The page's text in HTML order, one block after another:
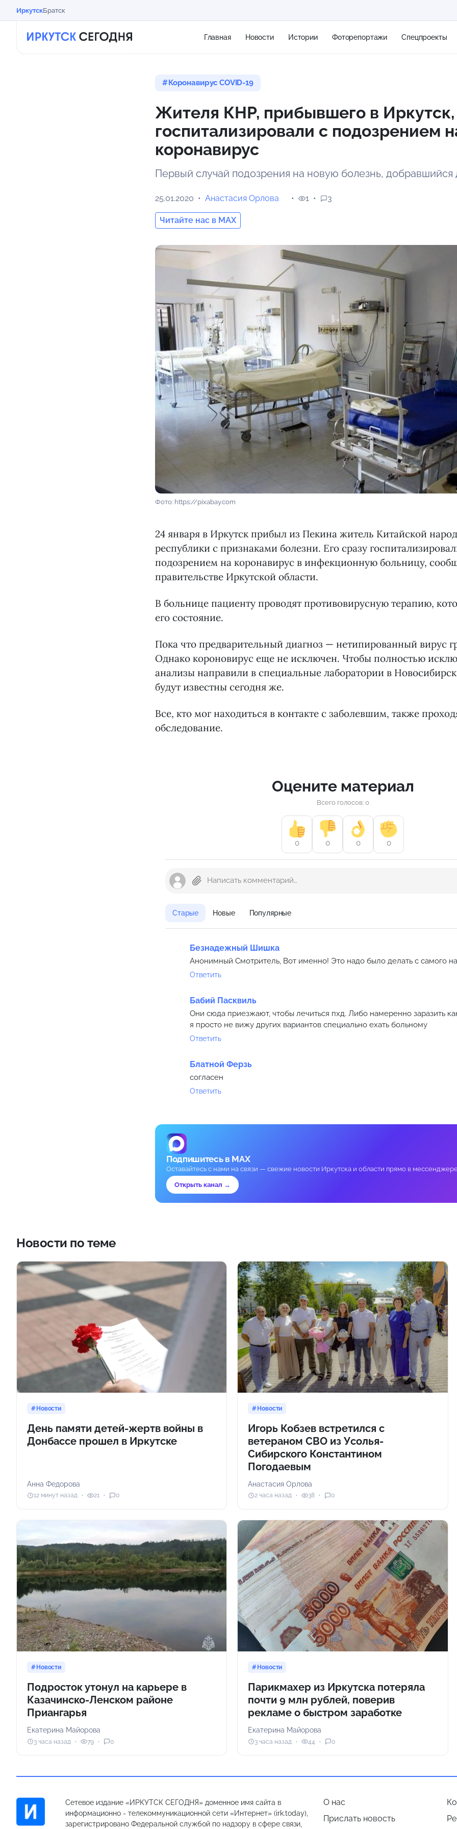
ИркутскБратск
Главная Новости Истории Фоторепортажи Спецпроекты
15 м/с
Коронавирус COVID-19
Жителя КНР, прибывшего в Иркутск,
госпитализировали с подозрением
коронавирус
Первый случай подозрения на новую болезнь, добравшийся
25.01.2020 Анастасия Орлова
Читайте нас в MAX
1 3
Фото: https://pixabay.com
24 января в Иркутск прибыл из Пекина житель Китайской
республики с признаками болезни. Его сразу
подозрением на коронавирус в инфекционную больницу,
правительстве Иркутской области.
В больнице пациенту проводят противовирусную терапию,
его состояние.
Пока что предварительный диагноз — нетипированный вирус
Однако короновирус еще не исключен. Чтобы полностью
анализы направили в специальные лаборатории в
будут известны сегодня же.
Все, кто мог находиться в контакте с заболевшим, также
обследование.
Оцените материал
Всего голосов: 0
0 0 0 0
Старые Новые Популярные
Безнадежный Шишка
Анонимный Смотритель, Вот именно! Это надо было делать с самого
Ответить
Бабий Пасквиль
Они сюда приезжают, чтобы лечиться пхд. Либо намеренно заразить
я просто не вижу других вариантов специально ехать больному
Ответить
Блатной Ферзь
согласен
Ответить
Подпишитесь в MAX
Оставайтесь с нами на связи — свежие новости Иркутска и области прямо в
Открыть канал →
Новости по теме
Новости
День памяти детей-жертв войны в
Донбассе прошел в Иркутске
Анна Федорова
12 минут назад 21 0
Новости
Игорь Кобзев встретился с
ветераном СВО из Усолья-
Сибирского Константином
Погодаевым
Анастасия Орлова
2 часа назад 38 0
Новости
Подросток утонул на карьере в
Казачинско-Ленском районе
Приангарья
Екатерина Майорова
3 часа назад 79 0
Новости
Парикмахер из Иркутска потеряла
почти 9 млн рублей, поверив
рекламе о быстром заработке
Екатерина Майорова
3 часа назад 44 0
Сетевое издание «ИРКУТСК СЕГОДНЯ» доменное имя сайта в
информационно - телекоммуникационной сети «Интернет» (irk.today),
зарегистрировано Федеральной службой по надзору в сфере связи,
О нас
Прислать новость